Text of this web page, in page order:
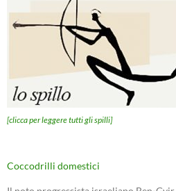
[clicca per leggere tutti gli spilli]
Coccodrilli domestici